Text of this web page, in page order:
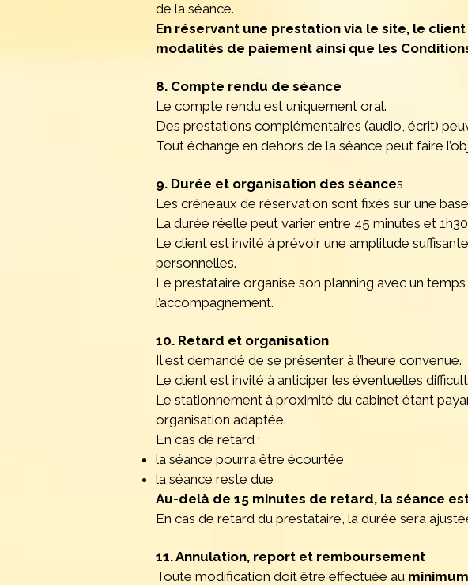
de la séance.
En réservant une prestation via le site, le
modalités de paiement ainsi que les
8. Compte rendu de séance
Le compte rendu est uniquement oral.
Des prestations complémentaires (audio, écrit)
Tout échange en dehors de la séance peut faire
9. Durée et organisation des séances
Les créneaux de réservation sont fixés sur une
La durée réelle peut varier entre 45 minutes et
Le client est invité à prévoir une amplitude
personnelles.
Le prestataire organise son planning avec un
l’accompagnement.
10. Retard et organisation
Il est demandé de se présenter à l’heure convenue.
Le client est invité à anticiper les éventuelles
Le stationnement à proximité du cabinet étant
organisation adaptée.
En cas de retard :
la séance pourra être écourtée
la séance reste due
Au-delà de 15 minutes de retard, la séance
En cas de retard du prestataire, la durée sera
11. Annulation, report et remboursement
Toute modification doit être effectuée au